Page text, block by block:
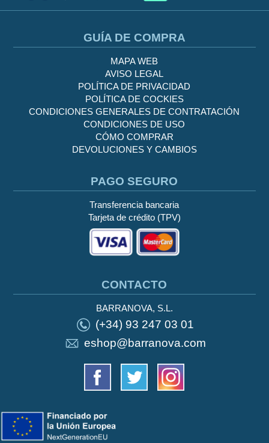
GUÍA DE COMPRA
MAPA WEB
AVISO LEGAL
POLÍTICA DE PRIVACIDAD
POLÍTICA DE COCKIES
CONDICIONES GENERALES DE CONTRATACIÓN
CONDICIONES DE USO
CÓMO COMPRAR
DEVOLUCIONES Y CAMBIOS
PAGO SEGURO
Transferencia bancaria
Tarjeta de crédito (TPV)
CONTACTO
BARRANOVA, S.L.
(+34) 93 247 03 01
eshop@barranova.com